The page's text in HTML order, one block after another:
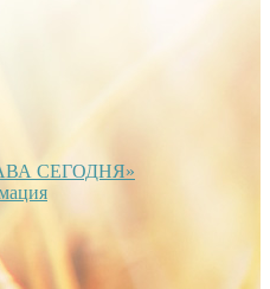
СЕГОДНЯ»